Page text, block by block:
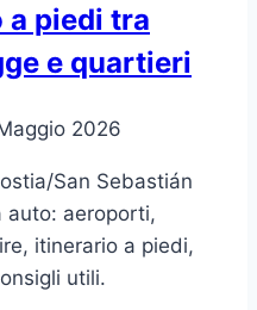
a piedi tra
e quartieri
2026
San Sebastián
auto: aeroporti,
itinerario a piedi,
utili.